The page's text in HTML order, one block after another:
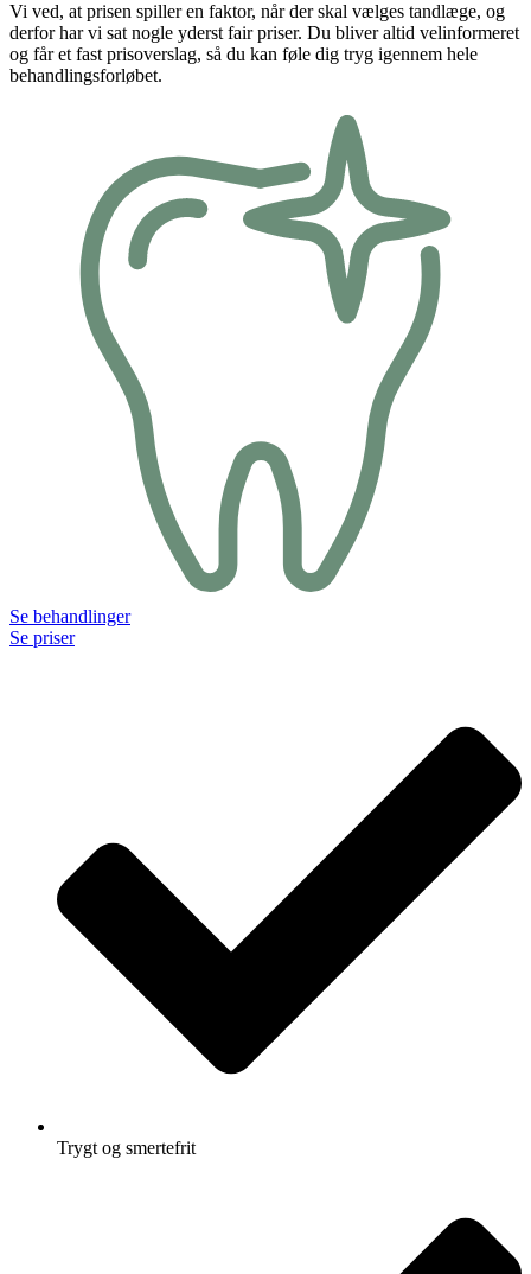
Vi ved, at prisen spiller en faktor, når der skal vælges tandlæge, og
derfor har vi sat nogle yderst fair priser. Du bliver altid velinformeret
og får et fast prisoverslag, så du kan føle dig tryg igennem hele
behandlingsforløbet.
Se behandlinger
Se priser
Trygt og smertefrit